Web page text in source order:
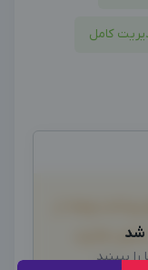
کامل
وجه، از
نمایید.
در قبال
شد
ببینید